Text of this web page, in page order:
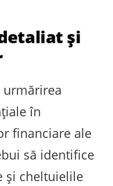
și
urmărirea
în
financiare ale
să identifice
și cheltuielile